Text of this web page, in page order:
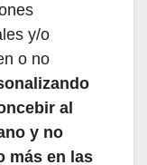
y/o
o no
al
y no
más en las